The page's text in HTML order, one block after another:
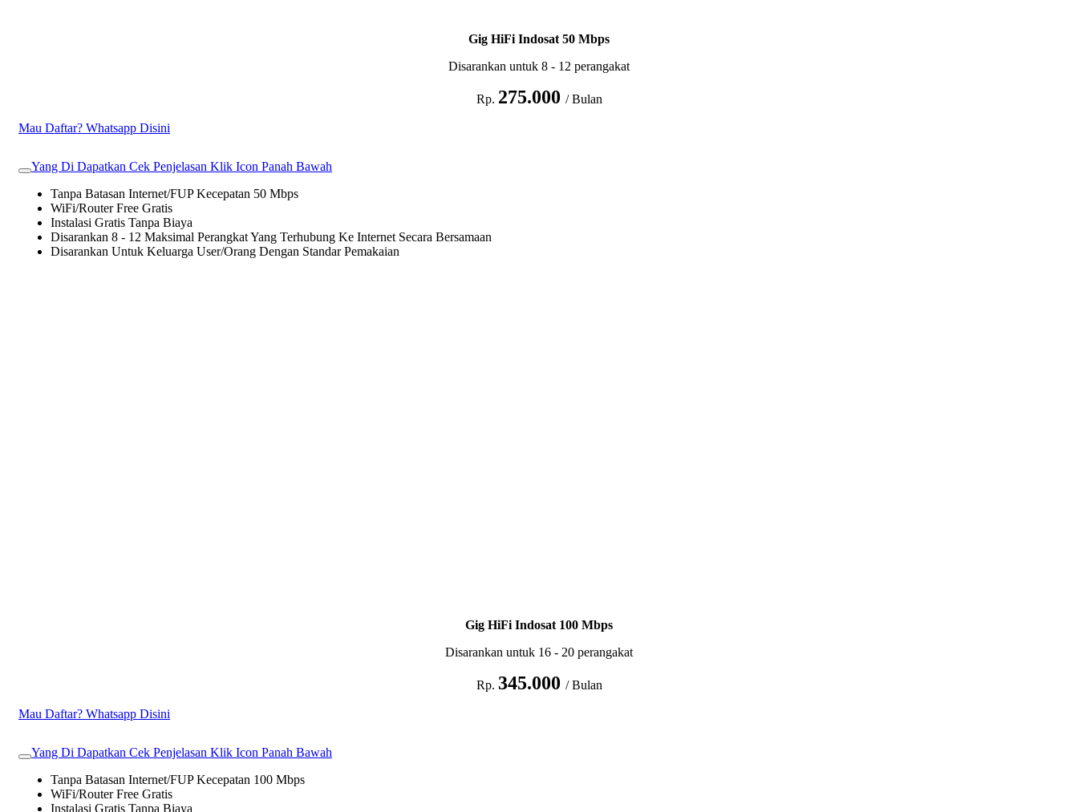
Gig HiFi Indosat 50 Mbps
Disarankan untuk 8 - 12 perangakat
Rp. 275.000 / Bulan
Mau Daftar? Whatsapp Disini
Yang Di Dapatkan Cek Penjelasan Klik Icon Panah Bawah
Tanpa Batasan Internet/FUP Kecepatan 50 Mbps
WiFi/Router Free Gratis
Instalasi Gratis Tanpa Biaya
Disarankan 8 - 12 Maksimal Perangkat Yang Terhubung Ke Internet Secara Bersamaan
Disarankan Untuk Keluarga User/Orang Dengan Standar Pemakaian
Gig HiFi Indosat 100 Mbps
Disarankan untuk 16 - 20 perangakat
Rp. 345.000 / Bulan
Mau Daftar? Whatsapp Disini
Yang Di Dapatkan Cek Penjelasan Klik Icon Panah Bawah
Tanpa Batasan Internet/FUP Kecepatan 100 Mbps
WiFi/Router Free Gratis
Instalasi Gratis Tanpa Biaya